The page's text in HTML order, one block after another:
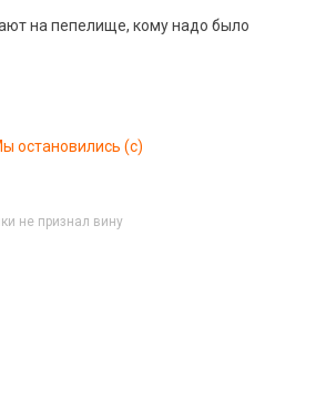
на пепелище, кому надо было
остановились (с)
не признал вину